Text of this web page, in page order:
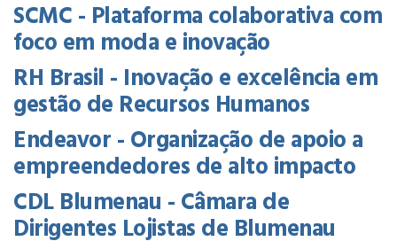
SCMC - Plataforma colaborativa com
foco em moda e inovação
RH Brasil - Inovação e excelência em
gestão de Recursos Humanos
Endeavor - Organização de apoio a
empreendedores de alto impacto
CDL Blumenau - Câmara de
Dirigentes Lojistas de Blumenau